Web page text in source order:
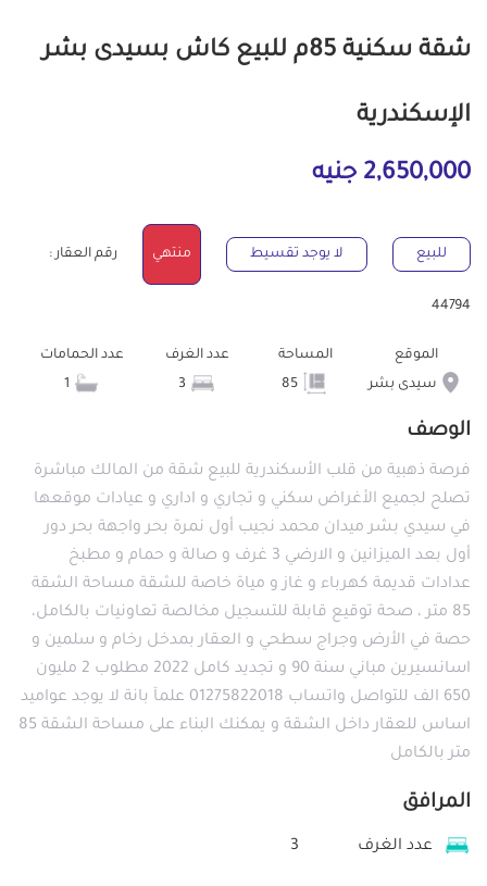
شقة سكنية 85م للبيع كاش بسيدى بشر
الإسكندرية
2,650,000 جنيه
للبيع لا يوجد تقسيط منتهي رقم العقار :
44794
الموقع
سيدى بشر
المساحة
عدد الغرف
عدد الحمامات
الوصف
فرصة ذهبية من قلب الأسكندرية للبيع شقة من المالك مباشرة
تصلح لجميع الأغراض سكني و تجاري و اداري و عيادات موقعها
في سيدي بشر ميدان محمد نجيب أول نمرة بحر واجهة بحر دور
أول بعد الميزانين و الارضي 3 غرف و صالة و حمام و مطبخ
عدادات قديمة كهرباء و غاز و مياة خاصة للشقة مساحة الشقة
85 متر ، صحة توقيع قابلة للتسجيل مخالصة تعاونيات بالكامل،
حصة في الأرض وجراج سطحي و العقار بمدخل رخام و سلمين و
اسانسيرين مباني سنة 90 و تجديد كامل 2022 مطلوب 2 مليون
650 الف للتواصل واتساب 01275822018 علمآ بانة لا يوجد عواميد
اساس للعقار داخل الشقة و يمكنك البناء على مساحة الشقة 85
متر بالكامل
المرافق
عدد الغرف 3